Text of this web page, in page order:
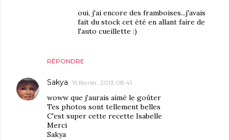
RÉPONDRE
oui, j'ai encore des framboises...j'avais
fait du stock cet été en allant faire de
l'auto cueillette :)
Sakya 15 février, 2013 08:41
woww que j'aurais aimé le goûter
Tes photos sont tellement belles
C'est super cette recette Isabelle
Merci
Sakya